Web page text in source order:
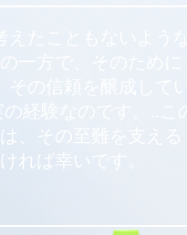
たこともないような
一方で、そのために
の信頼を醸成してい
経験なのです。..この
、その至難を支える
れば幸いです。